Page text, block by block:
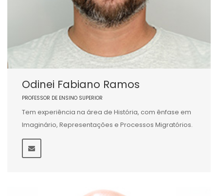
Odinei Fabiano Ramos
PROFESSOR DE ENSINO SUPERIOR
Tem experiência na área de História, com ênfase em
Imaginário, Representações e Processos Migratórios.